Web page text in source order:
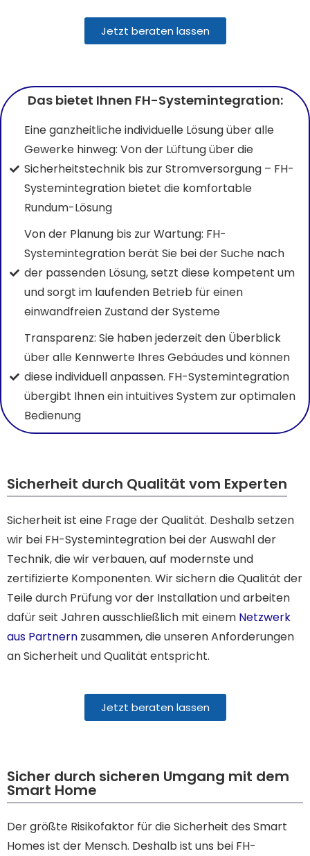
Jetzt beraten lassen
Das bietet Ihnen FH-Systemintegration:
Eine ganzheitliche individuelle Lösung über alle
Gewerke hinweg: Von der Lüftung über die
Sicherheitstechnik bis zur Stromversorgung – FH-
Systemintegration bietet die komfortable
Rundum-Lösung
Von der Planung bis zur Wartung: FH-
Systemintegration berät Sie bei der Suche nach
der passenden Lösung, setzt diese kompetent um
und sorgt im laufenden Betrieb für einen
einwandfreien Zustand der Systeme
Transparenz: Sie haben jederzeit den Überblick
über alle Kennwerte Ihres Gebäudes und können
diese individuell anpassen. FH-Systemintegration
übergibt Ihnen ein intuitives System zur optimalen
Bedienung
Sicherheit durch Qualität vom Experten
Sicherheit ist eine Frage der Qualität. Deshalb setzen
wir bei FH-Systemintegration bei der Auswahl der
Technik, die wir verbauen, auf modernste und
zertifizierte Komponenten. Wir sichern die Qualität der
Teile durch Prüfung vor der Installation und arbeiten
dafür seit Jahren ausschließlich mit einem Netzwerk
aus Partnern zusammen, die unseren Anforderungen
an Sicherheit und Qualität entspricht.
Jetzt beraten lassen
Sicher durch sicheren Umgang mit dem
Smart Home
Der größte Risikofaktor für die Sicherheit des Smart
Homes ist der Mensch. Deshalb ist uns bei FH-